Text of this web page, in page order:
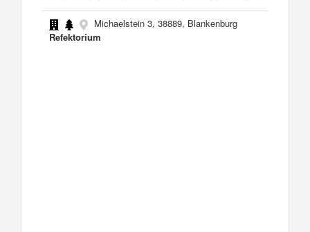
Michaelstein 3, 38889, Blankenburg
Refektorium